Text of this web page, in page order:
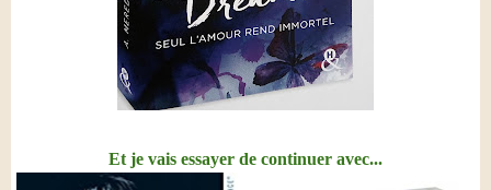
Et je vais essayer de continuer avec...